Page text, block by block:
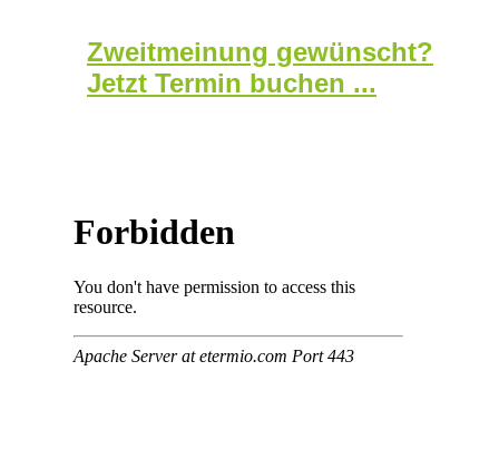
Zweitmeinung gewünscht?
Jetzt Termin buchen ...